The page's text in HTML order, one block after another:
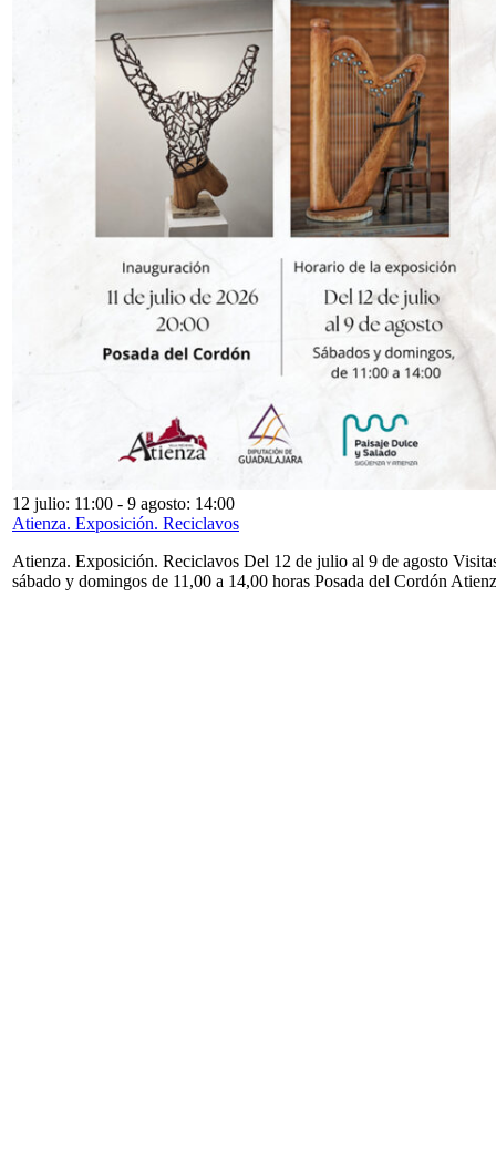
12 julio: 11:00 - 9 agosto: 14:00
Atienza. Exposición. Reciclavos
Atienza. Exposición. Reciclavos Del 12 de julio al 9 de agosto
sábado y domingos de 11,00 a 14,00 horas Posada del Cordón